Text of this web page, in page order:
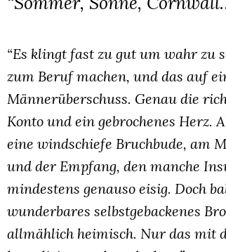
“Es klingt fast zu gut um wahr zu
zum Beruf machen, und das auf
Männerüberschuss. Genau die
Konto und ein gebrochenes Herz.
eine windschiefe Bruchbude, am
und der Empfang, den manche
mindestens genauso eisig. Doch
wunderbares selbstgebackenes
allmählich heimisch. Nur das mit